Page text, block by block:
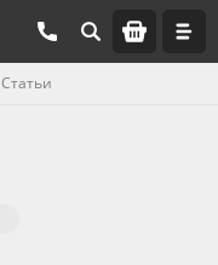
Статьи